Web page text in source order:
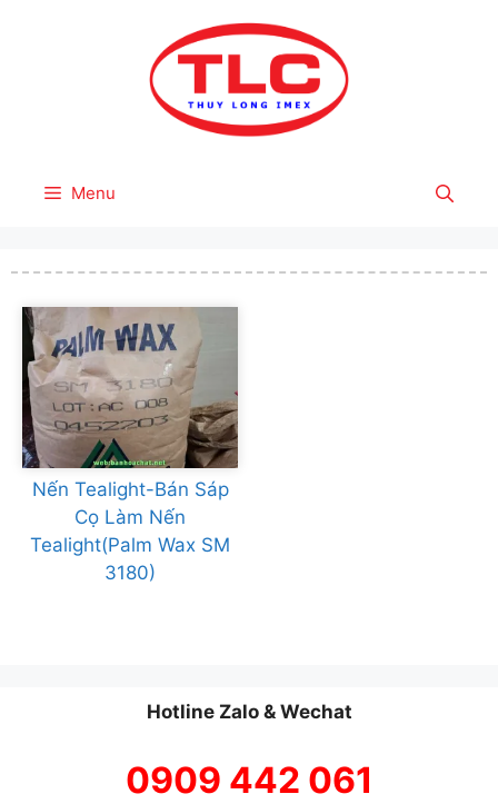
Menu
Nến Tealight-Bán Sáp
Cọ Làm Nến
Tealight(Palm Wax SM
3180)
Hotline Zalo & Wechat
0909 442 061